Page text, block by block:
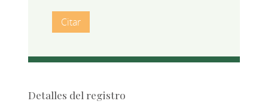
Citar
Detalles del registro